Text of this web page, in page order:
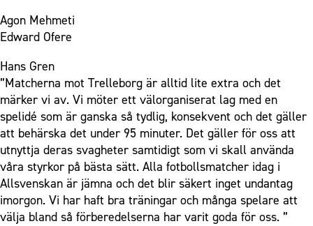
Fonder
Agon Mehmeti
Edward Ofere
Hans Gren
”Matcherna mot Trelleborg är alltid lite extra och det
märker vi av. Vi möter ett välorganiserat lag med en
spelidé som är ganska så tydlig, konsekvent och det gäller
att behärska det under 95 minuter. Det gäller för oss att
utnyttja deras svagheter samtidigt som vi skall använda
våra styrkor på bästa sätt. Alla fotbollsmatcher idag i
Allsvenskan är jämna och det blir säkert inget undantag
imorgon. Vi har haft bra träningar och många spelare att
välja bland så förberedelserna har varit goda för oss. ”